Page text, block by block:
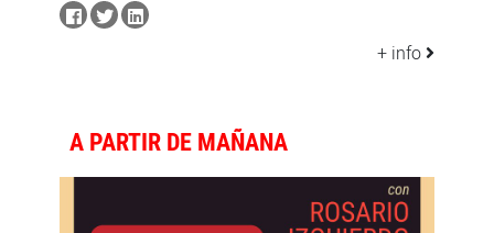
+ info
A PARTIR DE MAÑANA